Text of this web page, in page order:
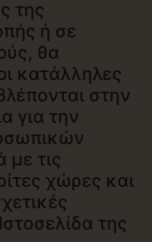
της
ή σε
θα
κατάλληλες
στην
για την
με τις
χώρες και
της